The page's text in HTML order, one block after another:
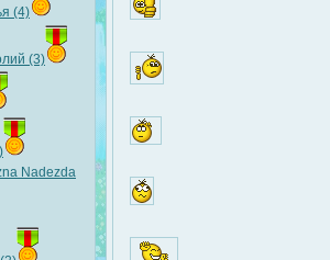
(4)
(3)
Nadezda